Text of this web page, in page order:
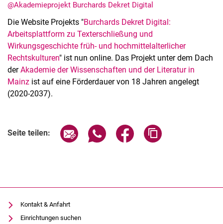
Alle Termine
@Akademieprojekt Burchards Dekret Digital
Die Website Projekts "Burchards Dekret Digital:
Arbeitsplattform zu Texterschließung und
Wirkungsgeschichte früh- und hochmittelalterlicher
Rechtskulturen" ist nun online. Das Projekt unter dem Dach
derAkademie der Wissenschaften und der Literatur in
Mainz ist auf eine Förderdauer von 18 Jahren angelegt
(2020-2037).
Seite teilen: Seite über E-Mail teilen
Seite über WhatsApp teilen
Seite über Facebook
Kontakt & Anfahrt
Einrichtungen suchen